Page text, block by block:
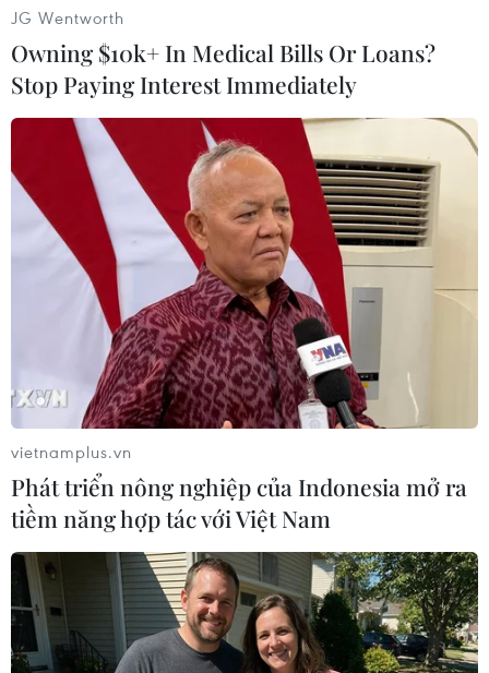
(Nguồn: sputniknews)
Một nữ quân nhân tham gia cuộc thi Hoa khôi Quân đội dành
cho tất cả các đơn vị quân đội ở Nga trong vòng chung kết.
(Nguồn: sputniknews)
JG Wentworth
Owning $10k+ In Medical Bills Or Loans?
Stop Paying Interest Immediately
vietnamplus.vn
Phát triển nông nghiệp của Indonesia mở ra
tiềm năng hợp tác với Việt Nam